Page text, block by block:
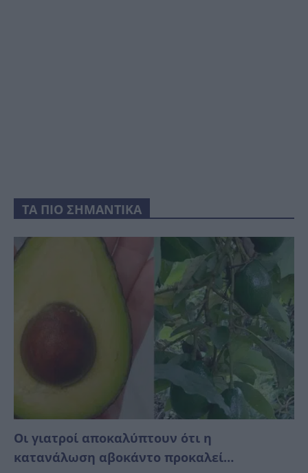
ΤΑ ΠΙΟ ΣΗΜΑΝΤΙΚΑ
Οι γιατροί αποκαλύπτουν ότι η
κατανάλωση αβοκάντο προκαλεί…